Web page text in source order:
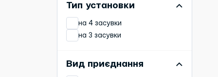
25
80
2100
Тип установки
на 4 засувки
на 3 засувки
Вид приєднання